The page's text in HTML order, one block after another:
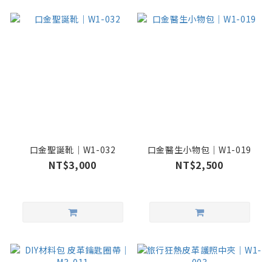
口金聖誕靴｜W1-032
NT$3,000
口金醫生小物包｜W1-019
NT$2,500